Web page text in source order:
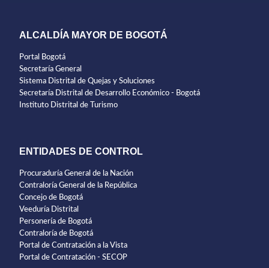
ALCALDÍA MAYOR DE BOGOTÁ
Portal Bogotá
Secretaría General
Sistema Distrital de Quejas y Soluciones
Secretaría Distrital de Desarrollo Económico - Bogotá
Instituto Distrital de Turismo
ENTIDADES DE CONTROL
Procuraduría General de la Nación
Contraloría General de la República
Concejo de Bogotá
Veeduría Distrital
Personería de Bogotá
Contraloría de Bogotá
Portal de Contratación a la Vista
Portal de Contratación - SECOP